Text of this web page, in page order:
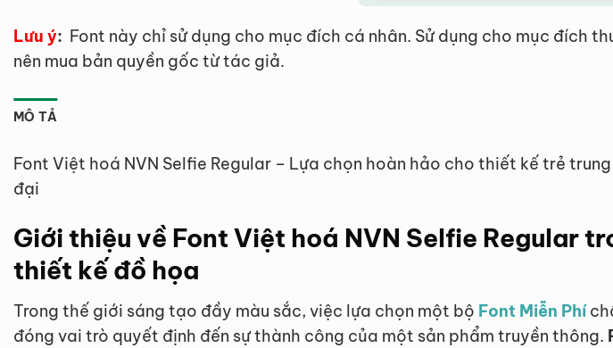
Lưu ý: Font này chỉ sử dụng cho mục đích cá nhân. Sử dụng cho mục đích
nên mua bản quyền gốc từ tác giả.
MÔ TẢ
Font Việt hoá NVN Selfie Regular – Lựa chọn hoàn hảo cho thiết kế trẻ
đại
Giới thiệu về Font Việt hoá NVN Selfie Regular
thiết kế đồ họa
Trong thế giới sáng tạo đầy màu sắc, việc lựa chọn một bộ Font Miễn Phí
đóng vai trò quyết định đến sự thành công của một sản phẩm truyền thông.